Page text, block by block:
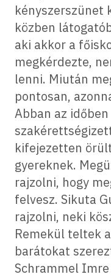
kényszerszünet
közben
aki akkor a
megkérdezte,
lenni. Miután
pontosan,
Abban az
kifejezetten
gyereknek.
rajzolni, hogy
felvesz. Sikuta
rajzolni, neki
Remekül teltek
barátokat
Schrammel